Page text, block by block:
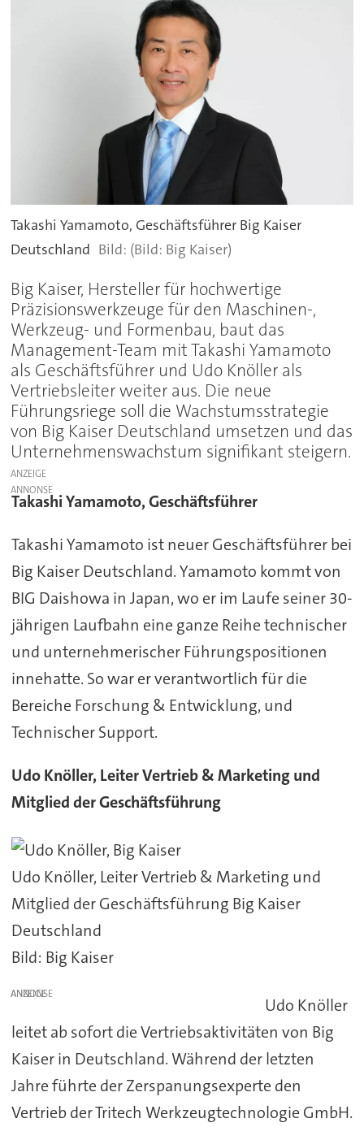
Takashi Yamamoto, Geschäftsführer Big Kaiser
Deutschland
(Bild: Big Kaiser)
Big Kaiser, Hersteller für hochwertige
Präzisionswerkzeuge für den Maschinen-,
Werkzeug- und Formenbau, baut das
Management-Team mit Takashi Yamamoto
als Geschäftsführer und Udo Knöller als
Vertriebsleiter weiter aus. Die neue
Führungsriege soll die Wachstumsstrategie
von Big Kaiser Deutschland umsetzen und das
Unternehmenswachstum signifikant steigern.
ANZEIGE
Takashi Yamamoto, Geschäftsführer
Takashi Yamamoto ist neuer Geschäftsführer bei
Big Kaiser Deutschland. Yamamoto kommt von
BIG Daishowa in Japan, wo er im Laufe seiner 30-
jährigen Laufbahn eine ganze Reihe technischer
und unternehmerischer Führungspositionen
innehatte. So war er verantwortlich für die
Bereiche Forschung & Entwicklung, und
Technischer Support.
Udo Knöller, Leiter Vertrieb & Marketing und
Mitglied der Geschäftsführung
Udo Knöller, Leiter Vertrieb & Marketing und
Mitglied der Geschäftsführung Big Kaiser
Deutschland
Bild: Big Kaiser
ANZEIGE
Udo Knöller
leitet ab sofort die Vertriebsaktivitäten von Big
Kaiser in Deutschland. Während der letzten
Jahre führte der Zerspanungsexperte den
Vertrieb der Tritech Werkzeugtechnologie GmbH.